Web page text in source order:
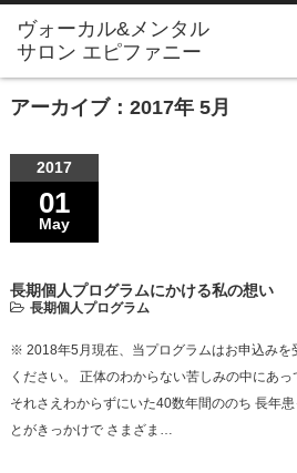
アーカイブ：2017年 5月
2017
01
May
長期個人プログラムにかける私の想い
長期個人プログラム
※ 2018年5月現在、当プログラムはお申込みを
ください。 正体のわからない苦しみの中にあ
それさえわからずにいた40数年間ののち 長年
とがきっかけで さまざま…